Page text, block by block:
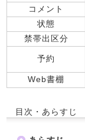
コメント
状態
禁帯出区分
予約
Web書棚
目次・あらすじ